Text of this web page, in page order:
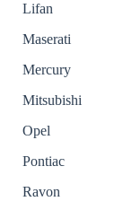
Lifan
Maserati
Mercury
Mitsubishi
Opel
Pontiac
Ravon